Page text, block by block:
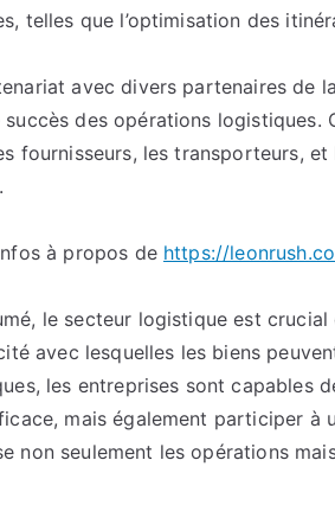
telles que l’optimisation des
avec divers partenaires de
des opérations logistiques.
fournisseurs, les transporteurs,
à propos de https://
le secteur logistique est
avec lesquelles les biens
les entreprises sont capables
mais également participer à
non seulement les opérations